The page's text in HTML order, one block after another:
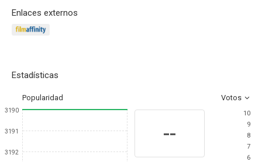
Enlaces externos
Estadísticas
Popularidad Votos
3190
3191
3192
--
10
9
8
7
6